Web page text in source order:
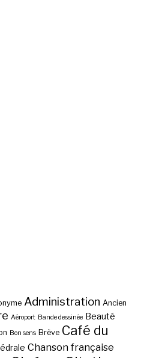
Administration Ancien
Aéroport Bande dessinée Beauté
Bon sens Brève Café du
Chanson française